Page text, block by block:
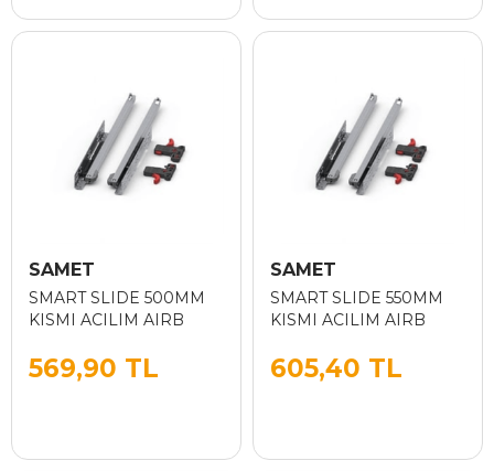
SAMET
SMART SLIDE 500MM
KISMI ACILIM AIRB
569,90 TL
SAMET
SMART SLIDE 550MM
KISMI ACILIM AIRB
605,40 TL